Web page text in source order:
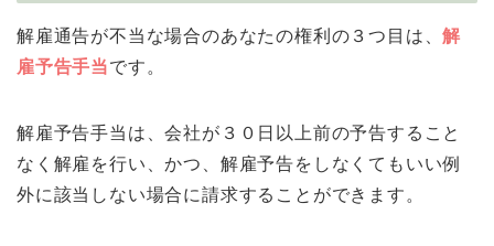
解雇通告が不当な場合のあなたの権利の３つ目は、解
雇予告手当です。
解雇予告手当は、会社が３０日以上前の予告すること
なく解雇を行い、かつ、解雇予告をしなくてもいい例
外に該当しない場合に請求することができます。